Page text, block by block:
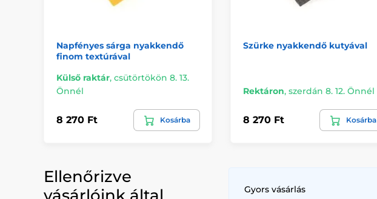
Napfényes sárga nyakkendő
finom textúrával
Külső raktár, csütörtökön 8. 13.
Önnél
8 270 Ft Kosárba
Szürke nyakkendő kutyával
Rektáron, szerdán 8. 12. Önnél
8 270 Ft Kosárba
Ellenőrizve
Gyors vásárlás